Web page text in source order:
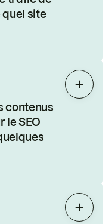
quel site
contenus
le SEO